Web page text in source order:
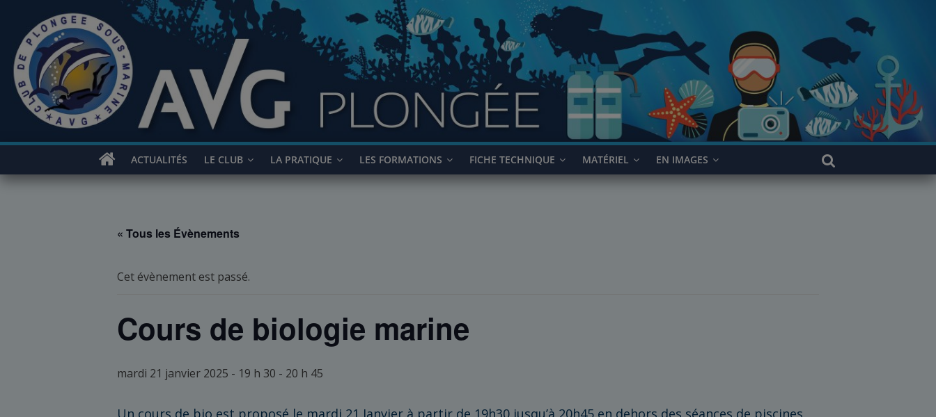
contenu
ACTUALITÉS LE CLUB LA PRATIQUE LES FORMATIONS FICHE TECHNIQUE MATÉRIEL EN IMAGES
« Tous les Évènements
Cet évènement est passé.
Cours de biologie marine
mardi 21 janvier 2025 - 19 h 30 - 20 h 45